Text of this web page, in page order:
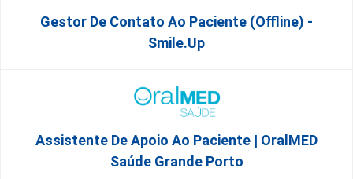
Gestor De Contato Ao Paciente (Offline) -
Smile.up
Assistente De Apoio Ao Paciente | OralMED
Saúde Grande Porto